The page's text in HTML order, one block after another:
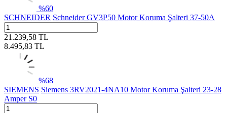
%60
SCHNEIDER Schneider GV3P50 Motor Koruma Şalteri 37-50A
21.239,58 TL
8.495,83 TL
%68
SIEMENS Siemens 3RV2021-4NA10 Motor Koruma Şalteri 23-28
Amper S0